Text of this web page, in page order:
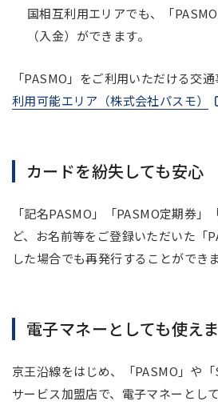
国相互利用エリアでも、「
（入金）ができます。
「PASMO」をご利用いただける交
利用可能エリア（株式会社パスモ）
カードを紛失しても安心
「記名PASMO」「PASMO定期券」
ど、お名前等をご登録いただいた「
した場合でも再発行することができま
電子マネーとしても使え
京王沿線をはじめ、「PASMO」や
サービス加盟店で、電子マネーとし